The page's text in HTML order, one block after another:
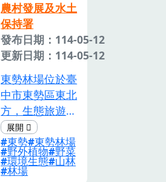
農村發展及水土
保持署
發布日期：114-05-12
更新日期：114-05-12
東勢林場位於臺
中市東勢區東北
方，生態旅遊、
休閒娛樂、森林
遊憩等多角化經
營，在環境教育
推動有著豐富的
東勢 東勢林場
野外植物 野菜
環境生態 山林
林場